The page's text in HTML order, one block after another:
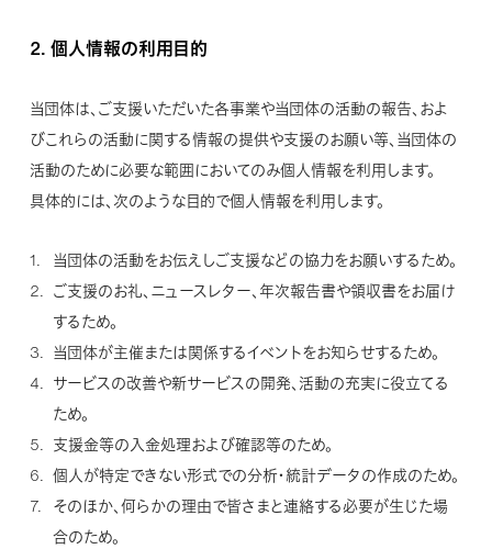
2. 個人情報の利用目的
当団体は、ご支援いただいた各事業や当団体の活動の報告、およ
びこれらの活動に関する情報の提供や支援のお願い等、当団体の
活動のために必要な範囲においてのみ個人情報を利用します。
具体的には、次のような目的で個人情報を利用します。
当団体の活動をお伝えしご支援などの協力をお願いするため。
ご支援のお礼、ニュースレター、年次報告書や領収書をお届け
するため。
当団体が主催または関係するイベントをお知らせするため。
サービスの改善や新サービスの開発、活動の充実に役立てる
ため。
支援金等の入金処理および確認等のため。
個人が特定できない形式での分析・統計データの作成のため。
そのほか、何らかの理由で皆さまと連絡する必要が生じた場
合のため。